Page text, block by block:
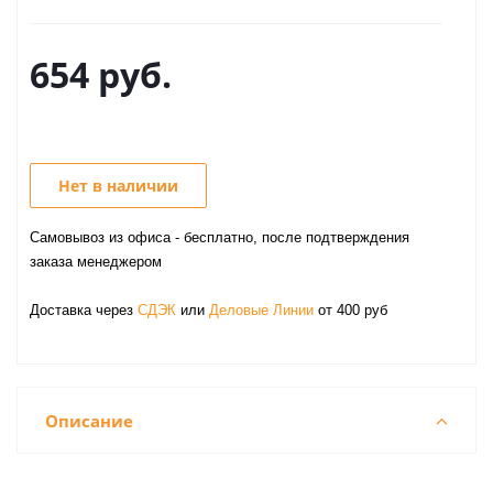
654 руб.
Нет в наличии
Самовывоз из офиса - бесплатно, после подтверждения
заказа менеджером
Доставка через СДЭК или Деловые Линии от 400 руб
Описание